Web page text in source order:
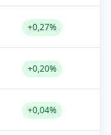
+0,27%
+0,20%
+0,04%